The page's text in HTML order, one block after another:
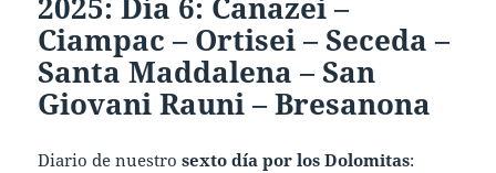
2025: Día 6: Canazei –
Ciampac – Ortisei – Seceda –
Santa Maddalena – San
Giovani Rauni – Bresanona
Diario de nuestrosexto día por los Dolomitas: